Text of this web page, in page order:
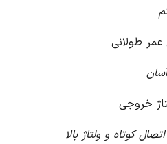
عمر طولانی
خروجی
کوتاه و ولتاژ بالا